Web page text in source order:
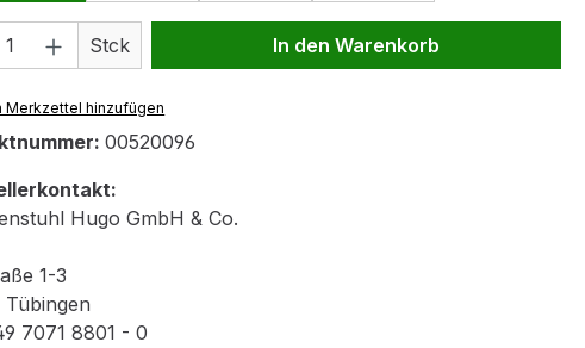
Anzahl: Gib den gewünschten Wert
Stck In den Warenkorb
Merkzettel hinzufügen
00520096
Hugo GmbH & Co.
1-3
7071 8801 - 0